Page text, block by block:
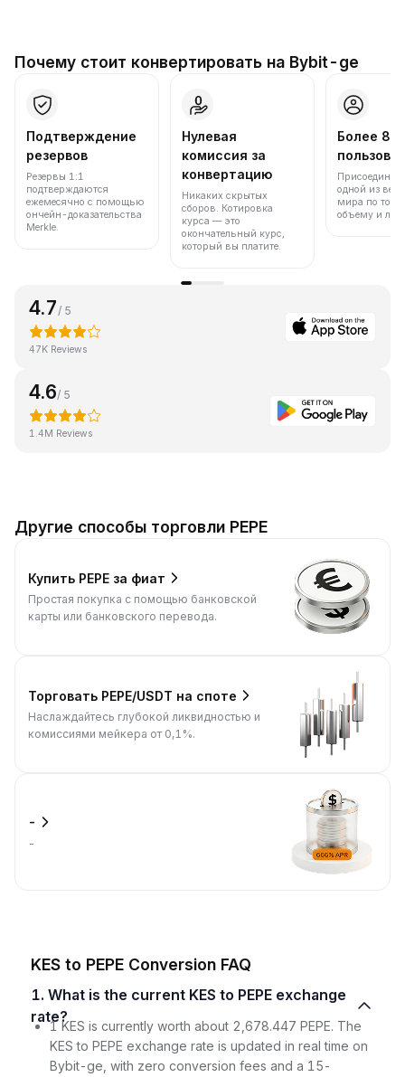
Почему стоит конвертировать на Bybit-ge
Подтверждение
резервов
Резервы 1:1
подтверждаются
ежемесячно с помощью
ончейн-доказательства
Merkle.
Нулевая
комиссия за
конвертацию
Никаких скрытых
сборов. Котировка
курса — это
окончательный курс,
который вы платите.
Более 86
одной из
мира по
объему и
4.7/ 5
47K Reviews
4.6/ 5
1.4M Reviews
Другие способы торговли PEPE
Купить PEPE за фиат
Простая покупка с помощью банковской
карты или банковского перевода.
Торговать PEPE/USDT на споте
Наслаждайтесь глубокой ликвидностью и
комиссиями мейкера от 0,1%.
-
-
KES to PEPE Conversion FAQ
1. What is the current KES to PEPE exchange
rate?
1 KES is currently worth about 2,678.447 PEPE. The
KES to PEPE exchange rate is updated in real time on
Bybit-ge, with zero conversion fees and a 15-